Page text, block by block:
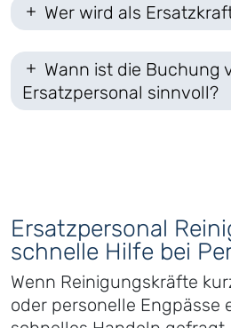
Wer wird als
Wann ist die Buchung
Ersatzpersonal sinnvoll?
Ersatzpersonal
schnelle Hilfe bei
Wenn Reinigungskräfte
oder personelle Engpässe